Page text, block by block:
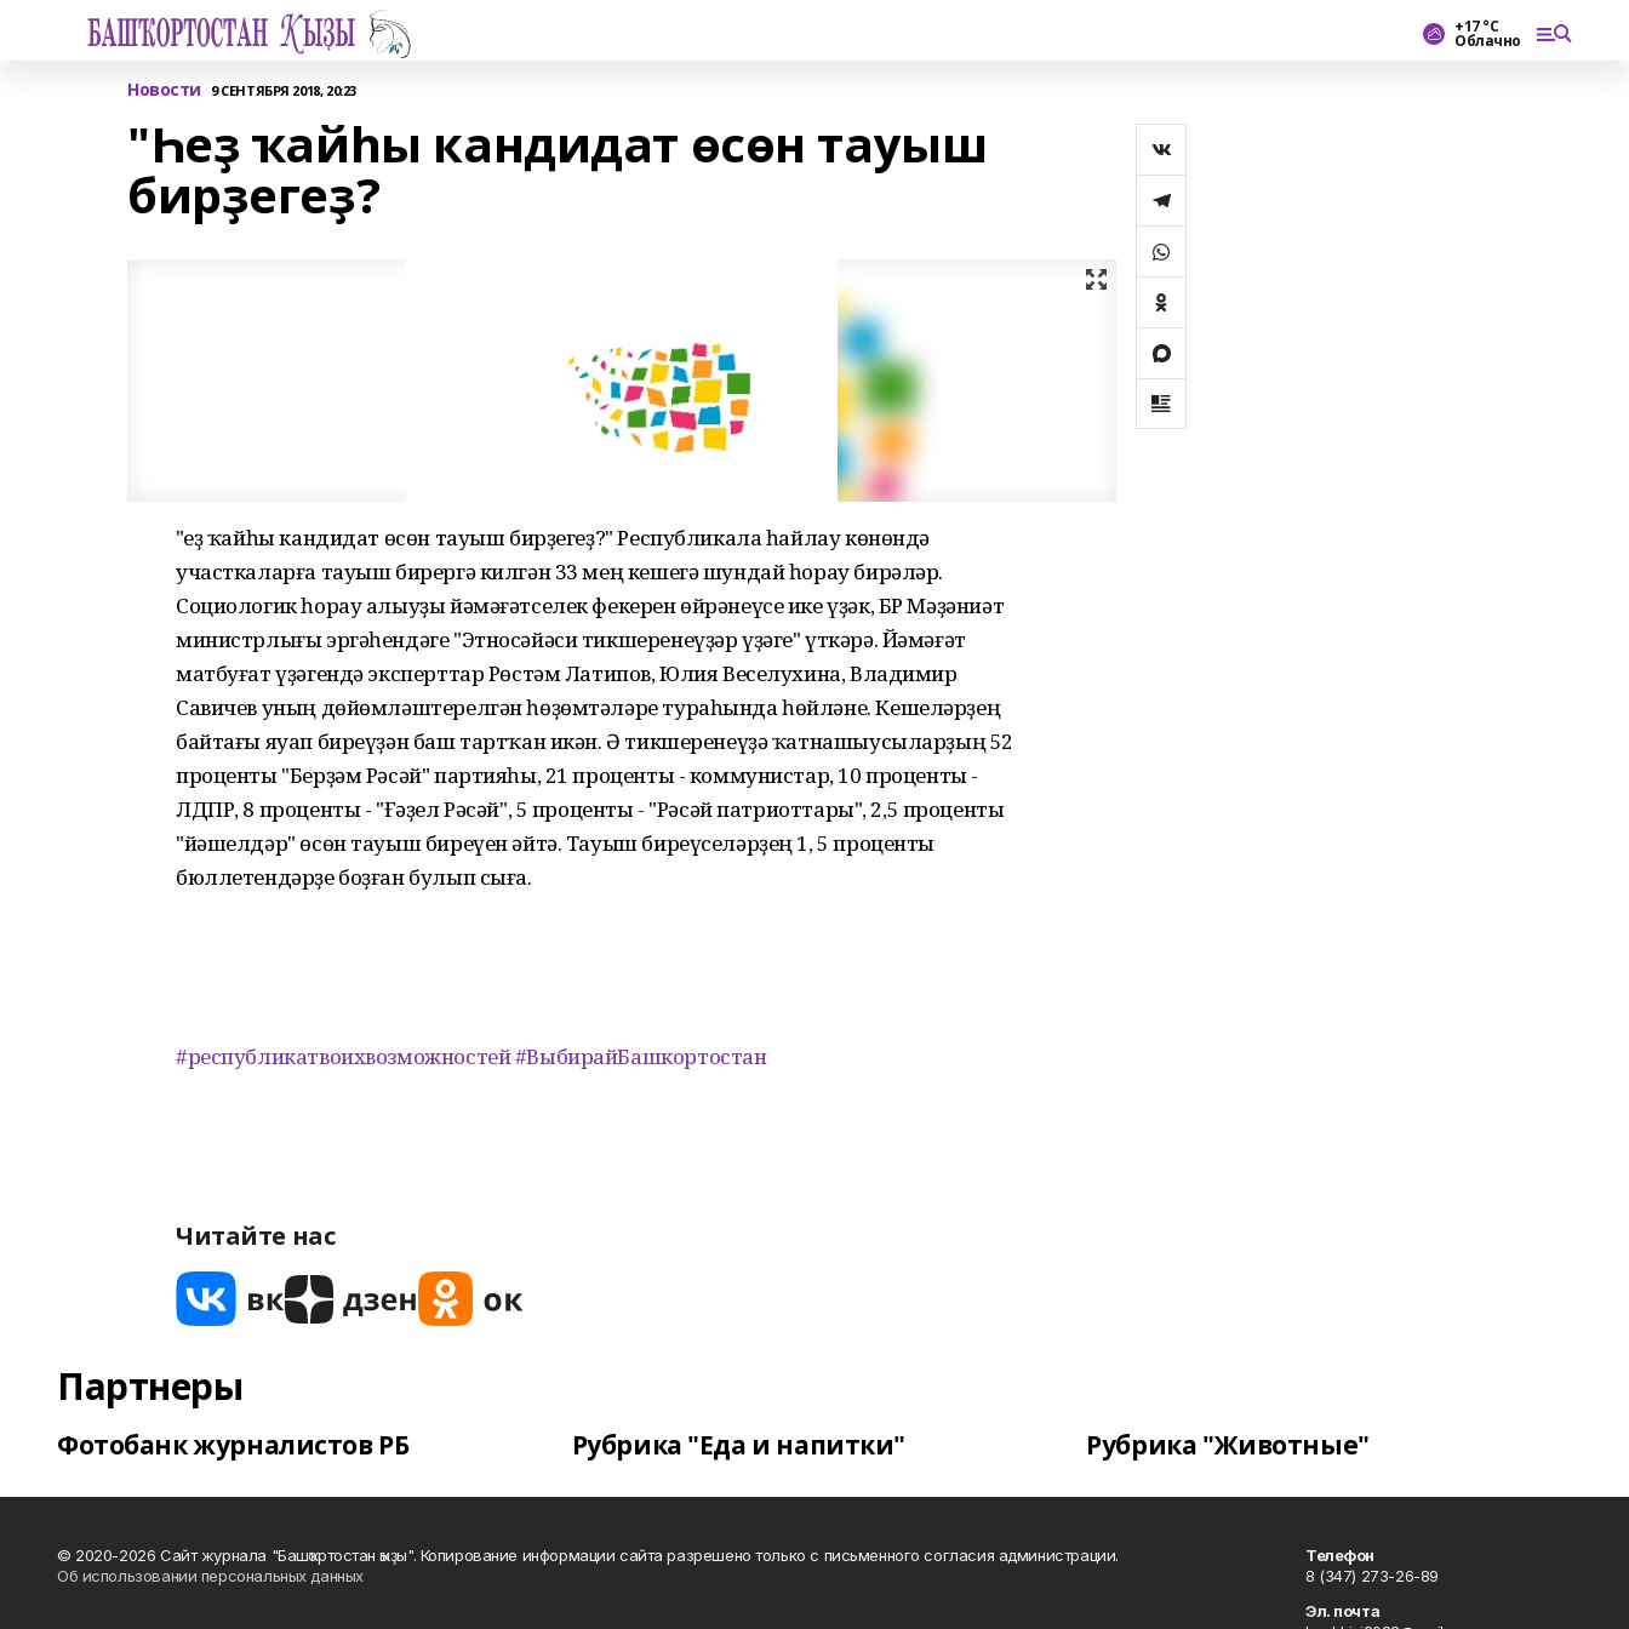
+17 °С
Облачно
Новости 9 СЕНТЯБРЯ 2018, 20:23
"Һеҙ ҡайһы кандидат өсөн тауыш
бирҙегеҙ?
"Һеҙ ҡайһы кандидат өсөн тауыш бирҙегеҙ?" Республикала һайлау көнөндә
участкаларға тауыш бирергә килгән 33 мең кешегә шундай һорау бирәләр.
Социологик һорау алыуҙы йәмәғәтселек фекерен өйрәнеүсе ике үҙәк, БР Мәҙәниәт
министрлығы эргәһендәге "Этносәйәси тикшеренеүҙәр үҙәге" үткәрә. Йәмәғәт
матбуғат үҙәгендә эксперттар Рөстәм Латипов, Юлия Веселухина, Владимир
Савичев уның дөйөмләштерелгән һөҙөмтәләре тураһында һөйләне. Кешеләрҙең
байтағы яуап биреүҙән баш тартҡан икән. Ә тикшеренеүҙә ҡатнашыусыларҙың 52
проценты "Берҙәм Рәсәй" партияһы, 21 проценты - коммунистар, 10 проценты -
ЛДПР, 8 проценты - "Ғәҙел Рәсәй", 5 проценты - "Рәсәй патриоттары", 2,5 проценты
"йәшелдәр" өсөн тауыш биреүен әйтә. Тауыш биреүселәрҙең 1, 5 проценты
бюллетендәрҙе боҙған булып сыға.
#республикатвоихвозможностей#ВыбирайБашкортостан
Читайте нас
Партнеры
Фотобанк журналистов РБ Рубрика "Еда и напитки" Рубрика "Животные"
© 2020-2026 Сайт журнала "Башҡортостан ҡыҙы". Копирование информации сайта разрешено только с письменного согласия администрации.
Об использовании персональных данных
Телефон
8 (347) 273-26-89
Эл. почта